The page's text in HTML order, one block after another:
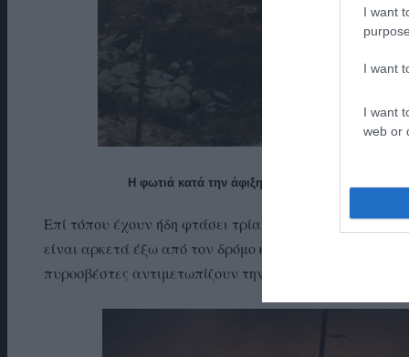
I want
I want
I want
web or
Η φωτιά κατά την άφιξη του δευτερου
Επί τόπου έχουν ήδη φτάσει τρία αυτοκίνητα της
είναι αρκετά έξω από τον δρόμο και δεν μπορούν να
πυροσβέστες αντιμετωπίζουν την φωτιά πεζοπορώντας.